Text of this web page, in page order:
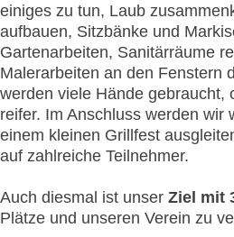
einiges zu tun, Laub
aufbauen, Sitzbänke und
Gartenarbeiten, Sanitärräume
Malerarbeiten an den Fenstern
werden viele Hände gebraucht,
reifer. Im Anschluss werden wir
einem kleinen Grillfest
auf zahlreiche Teilnehmer.
Auch diesmal ist unser Ziel mit
Plätze und unseren Verein zu